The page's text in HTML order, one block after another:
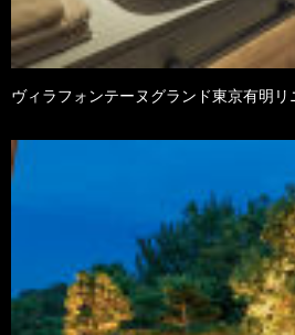
ヴィラフォンテーヌグランド東京有明リ